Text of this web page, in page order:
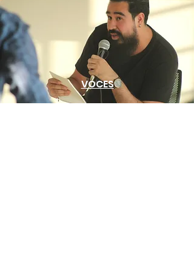
VOCES